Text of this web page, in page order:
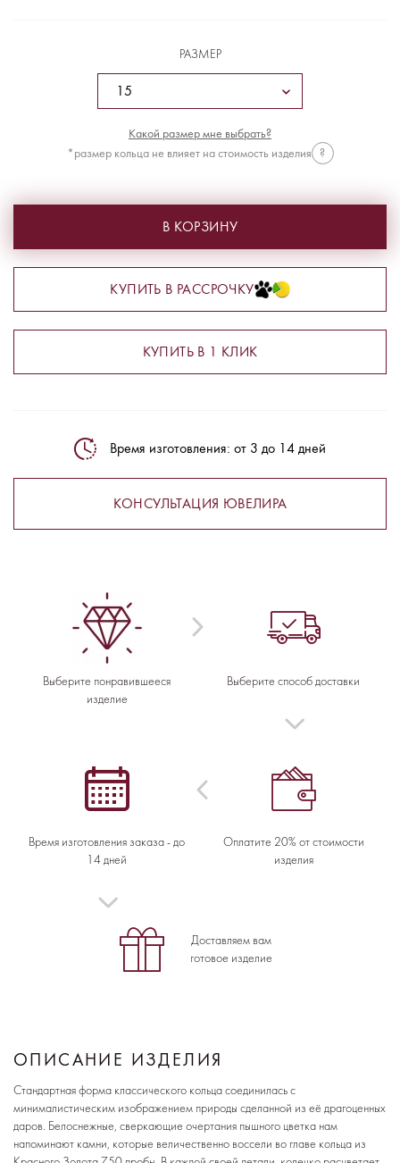
РАЗМЕР
Какой размер мне выбрать?
*размер кольца не влияет на стоимость изделия
?
В КОРЗИНУ
КУПИТЬ В РАССРОЧКУ
КУПИТЬ В 1 КЛИК
Время изготовления: от 3 до 14 дней
КОНСУЛЬТАЦИЯ ЮВЕЛИРА
Выберите понравившееся
изделие
Выберите способ доставки
Оплатите 20% от стоимости
изделия
Время изготовления заказа - до
14 дней
Доставляем вам
готовое изделие
ОПИСАНИЕ ИЗДЕЛИЯ
Стандартная форма классического кольца соединилась с
минималистическим изображением природы сделанной из её драгоценных
даров. Белоснежные, сверкающие очертания пышного цветка нам
напоминают камни, которые величественно воссели во главе кольца из